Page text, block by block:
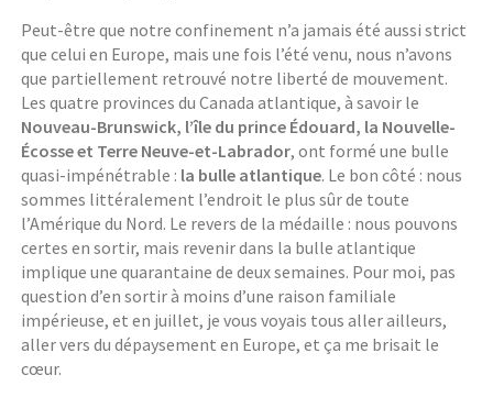
Peut-être que notre confinement n’a jamais été aussi strict
que celui en Europe, mais une fois l’été venu, nous n’avons
que partiellement retrouvé notre liberté de mouvement.
Les quatre provinces du Canada atlantique, à savoir le
Nouveau-Brunswick, l’île du prince Édouard, la Nouvelle-
Écosse et Terre Neuve-et-Labrador, ont formé une bulle
quasi-impénétrable : la bulle atlantique. Le bon côté : nous
sommes littéralement l’endroit le plus sûr de toute
l’Amérique du Nord. Le revers de la médaille : nous pouvons
certes en sortir, mais revenir dans la bulle atlantique
implique une quarantaine de deux semaines. Pour moi, pas
question d’en sortir à moins d’une raison familiale
impérieuse, et en juillet, je vous voyais tous aller ailleurs,
aller vers du dépaysement en Europe, et ça me brisait le
cœur.